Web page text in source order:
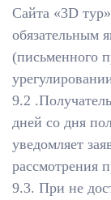
Сайта «3D
обязательным
(письменного
9.2
дней со дня
уведомляет
рассмотрения
9.3. При не